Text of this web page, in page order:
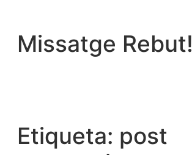
contingut
Missatge Rebut!
Etiqueta: post